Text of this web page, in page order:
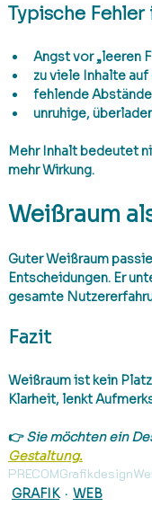
Typische
Angst vor „leeren
zu viele Inhalte
fehlende
unruhige,
Mehr Inhalt bedeutet
mehr Wirkung.
Weißraum
Guter Weißraum
Entscheidungen. Er
gesamte
Fazit
Weißraum ist kein
Klarheit, lenkt
👉 Sie möchten ein
Gestaltung.
PRECOMGrafikdesign
GRAFIK WEB